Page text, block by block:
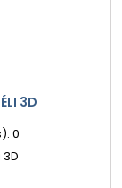
3D
0